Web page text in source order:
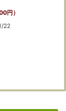
円）
22